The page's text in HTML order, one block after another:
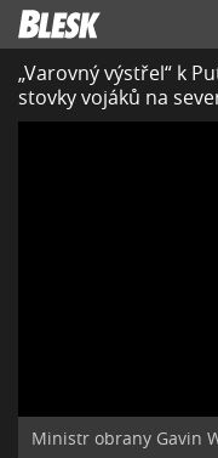
„Varovný výstřel“ k
stovky vojáků na
Ministr obrany Gavin